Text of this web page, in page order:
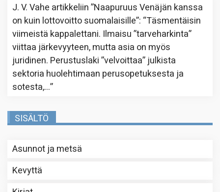
J. V. Vahe artikkeliin”Naapuruus Venäjän kanssa
on kuin lottovoitto suomalaisille”: “Täsmentäisin
viimeistä kappalettani. Ilmaisu ”tarveharkinta”
viittaa järkevyyteen, mutta asia on myös
juridinen. Perustuslaki ”velvoittaa” julkista
sektoria huolehtimaan perusopetuksesta ja
sotesta,…”
SISÄLTÖ
Asunnot ja metsä
Kevyttä